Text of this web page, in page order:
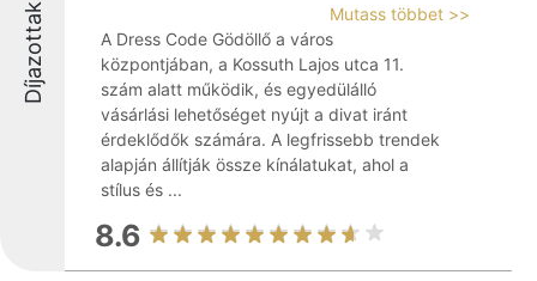
Díjazottak
Mutass többet >>
A Dress Code Gödöllő a város
központjában, a Kossuth Lajos utca 11.
szám alatt működik, és egyedülálló
vásárlási lehetőséget nyújt a divat iránt
érdeklődők számára. A legfrissebb trendek
alapján állítják össze kínálatukat, ahol a
stílus és ...
8.6